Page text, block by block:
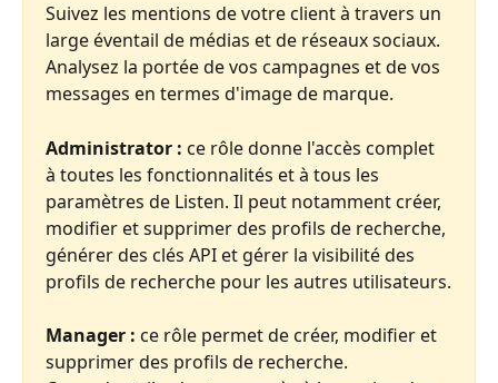
Suivez les mentions de votre client à travers un
large éventail de médias et de réseaux sociaux.
Analysez la portée de vos campagnes et de vos
messages en termes d'image de marque.
Administrator : ce rôle donne l'accès complet
à toutes les fonctionnalités et à tous les
paramètres de Listen. Il peut notamment créer,
modifier et supprimer des profils de recherche,
générer des clés API et gérer la visibilité des
profils de recherche pour les autres utilisateurs.
Manager : ce rôle permet de créer, modifier et
supprimer des profils de recherche.